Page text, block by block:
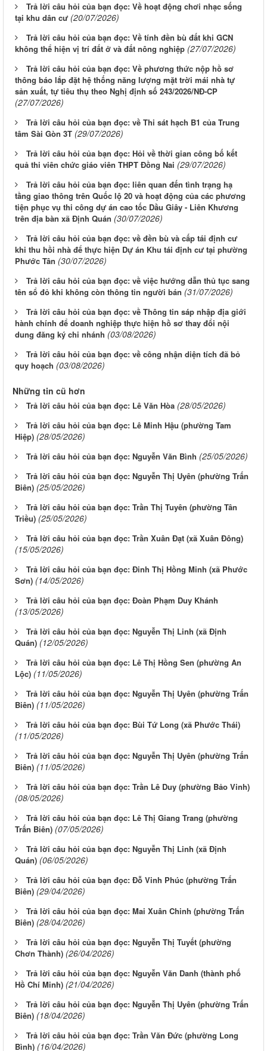
Trả lời câu hỏi của bạn đọc: Về hoạt động chơi nhạc sống
tại khu dân cư (20/07/2026)
Trả lời câu hỏi của bạn đọc: Về tính đền bù đất khi GCN
không thể hiện vị trí đất ở và đất nông nghiệp (27/07/2026)
Trả lời câu hỏi của bạn đọc: Về phương thức nộp hồ sơ
thông báo lắp đặt hệ thống năng lượng mặt trời mái nhà tự
sản xuất, tự tiêu thụ theo Nghị định số 243/2026/NĐ-CP
(27/07/2026)
Trả lời câu hỏi của bạn đọc: về Thi sát hạch B1 của Trung
tâm Sài Gòn 3T (29/07/2026)
Trả lời câu hỏi của bạn đọc: Hỏi về thời gian công bố kết
quả thi viên chức giáo viên THPT Đồng Nai (29/07/2026)
Trả lời câu hỏi của bạn đọc: liên quan đến tình trạng hạ
tầng giao thông trên Quốc lộ 20 và hoạt động của các phương
tiện phục vụ thi công dự án cao tốc Dầu Giây - Liên Khương
trên địa bàn xã Định Quán (30/07/2026)
Trả lời câu hỏi của bạn đọc: về đền bù và cấp tái định cư
khi thu hồi nhà để thực hiện Dự án Khu tái định cư tại phường
Phước Tân (30/07/2026)
Trả lời câu hỏi của bạn đọc: về việc hướng dẫn thủ tục sang
tên sổ đỏ khi không còn thông tin người bán (31/07/2026)
Trả lời câu hỏi của bạn đọc: về Thông tin sáp nhập địa giới
hành chính để doanh nghiệp thực hiện hồ sơ thay đổi nội
dung đăng ký chi nhánh (03/08/2026)
Trả lời câu hỏi của bạn đọc: về công nhận diện tích đã bỏ
quy hoạch (03/08/2026)
Những tin cũ hơn
Trả lời câu hỏi của bạn đọc: Lê Văn Hòa (28/05/2026)
Trả lời câu hỏi của bạn đọc: Lê Minh Hậu (phường Tam
Hiệp) (28/05/2026)
Trả lời câu hỏi của bạn đọc: Nguyễn Văn Bình (25/05/2026)
Trả lời câu hỏi của bạn đọc: Nguyễn Thị Uyên (phường Trấn
Biên) (25/05/2026)
Trả lời câu hỏi của bạn đọc: Trần Thị Tuyên (phường Tân
Triều) (25/05/2026)
Trả lời câu hỏi của bạn đọc: Trần Xuân Đạt (xã Xuân Đông)
(15/05/2026)
Trả lời câu hỏi của bạn đọc: Đinh Thị Hồng Minh (xã Phước
Sơn) (14/05/2026)
Trả lời câu hỏi của bạn đọc: Đoàn Phạm Duy Khánh
(13/05/2026)
Trả lời câu hỏi của bạn đọc: Nguyễn Thị Linh (xã Định
Quán) (12/05/2026)
Trả lời câu hỏi của bạn đọc: Lê Thị Hồng Sen (phường An
Lộc) (11/05/2026)
Trả lời câu hỏi của bạn đọc: Nguyễn Thị Uyên (phường Trấn
Biên) (11/05/2026)
Trả lời câu hỏi của bạn đọc: Bùi Tứ Long (xã Phước Thái)
(11/05/2026)
Trả lời câu hỏi của bạn đọc: Nguyễn Thị Uyên (phường Trấn
Biên) (11/05/2026)
Trả lời câu hỏi của bạn đọc: Trần Lê Duy (phường Bảo Vinh)
(08/05/2026)
Trả lời câu hỏi của bạn đọc: Lê Thị Giang Trang (phường
Trấn Biên) (07/05/2026)
Trả lời câu hỏi của bạn đọc: Nguyễn Thị Linh (xã Định
Quán) (06/05/2026)
Trả lời câu hỏi của bạn đọc: Đỗ Vinh Phúc (phường Trấn
Biên) (29/04/2026)
Trả lời câu hỏi của bạn đọc: Mai Xuân Chinh (phường Trấn
Biên) (28/04/2026)
Trả lời câu hỏi của bạn đọc: Nguyễn Thị Tuyết (phường
Chơn Thành) (26/04/2026)
Trả lời câu hỏi của bạn đọc: Nguyễn Văn Danh (thành phố
Hồ Chí Minh) (21/04/2026)
Trả lời câu hỏi của bạn đọc: Nguyễn Thị Uyên (phường Trấn
Biên) (18/04/2026)
Trả lời câu hỏi của bạn đọc: Trần Văn Đức (phường Long
Bình) (16/04/2026)